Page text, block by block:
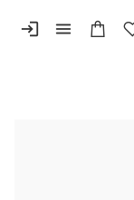
menu
login